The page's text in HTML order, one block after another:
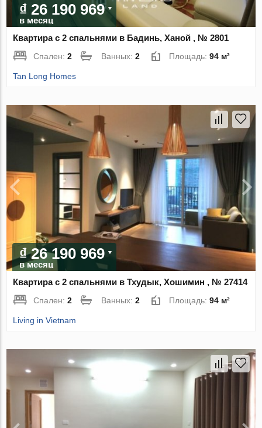
₫ 26 190 969
в месяц
Квартира с 2 спальнями в Бадинь, Ханой , № 2801
Спален:2 Ванных:2 Площадь:94 м²
Tan Long Homes
₫ 26 190 969
в месяц
Квартира с 2 спальнями в Тхудык, Хошимин , № 27414
Спален:2 Ванных:2 Площадь:94 м²
Living in Vietnam